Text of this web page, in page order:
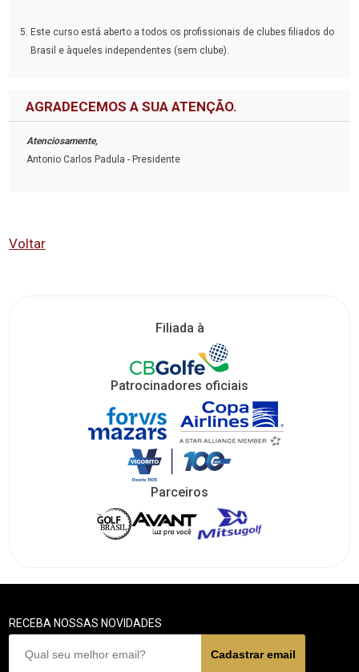
Este curso está aberto a todos os profissionais de clubes filiados do
Brasil e àqueles independentes (sem clube).
AGRADECEMOS A SUA ATENÇÃO.
Atenciosamente,
Antonio Carlos Padula - Presidente
Voltar
Filiada à
Patrocinadores oficiais
Parceiros
RECEBA NOSSAS NOVIDADES